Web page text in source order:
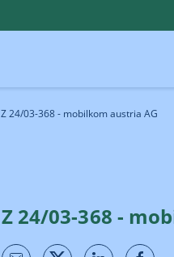
Z 24/03-368 - mobilkom austria AG
Z 24/03-368 -